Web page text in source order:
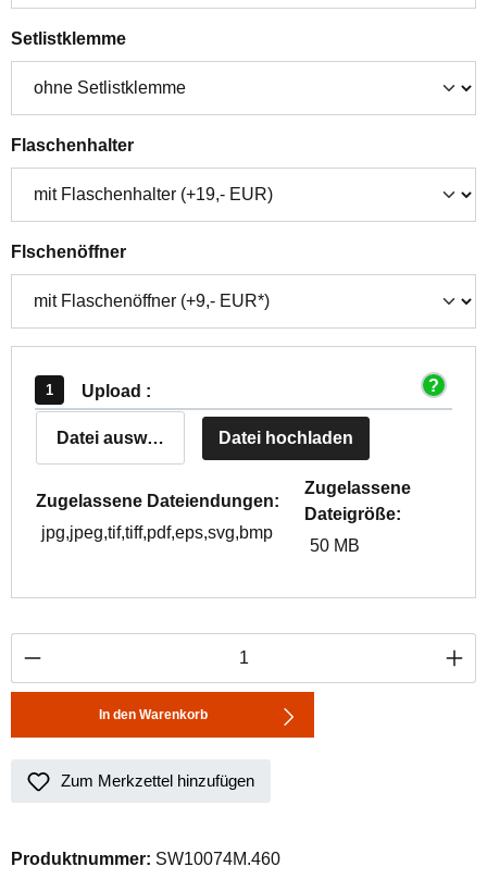
Setlistklemmeauswählen
Flaschenhalterauswählen
Flschenöffnerauswählen
Upload :
Datei auswählen Datei hochladen
Zugelassene Dateiendungen:
jpg,jpeg,tif,tiff,pdf,eps,svg,bmp
Zugelassene
Dateigröße:
50 MB
Produkt Anzahl: Gib den gewünschten
In den Warenkorb
Zum Merkzettel hinzufügen
Produktnummer: SW10074M.460